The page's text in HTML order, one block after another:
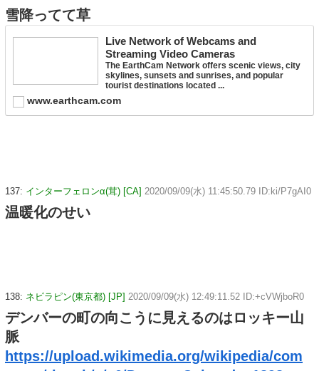
雪降ってて草
Live Network of Webcams and
Streaming Video Cameras
The EarthCam Network offers scenic views, city
skylines, sunsets and sunrises, and popular
tourist destinations located ...
www.earthcam.com
137: インターフェロンα(茸) [CA] 2020/09/09(水) 11:45:50.79 ID:ki/P7gAI0
温暖化のせい
138: ネビラピン(東京都) [JP] 2020/09/09(水) 12:49:11.52 ID:+cVWjboR0
デンバーの町の向こうに見えるのはロッキー山
脈
https://upload.wikimedia.org/wikipedia/com